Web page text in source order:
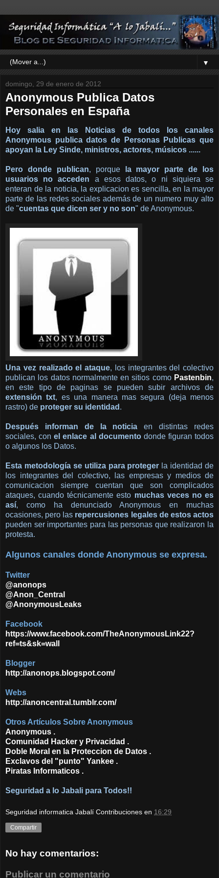
▼
domingo, 29 de enero de 2012
Anonymous Publica Datos
Personales en España
Hoy salia en las Noticias de todos los canales
Anonymous publica datos de Personas Publicas que
apoyan la Ley Sinde, ministros, actores, músicos ......
Pero donde publican, porquela mayor parte de los
usuarios no acceden a esos datos, o ni siquiera se
enteran de la noticia, la explicacion es sencilla, en la mayor
parte de las redes sociales además de un numero muy alto
de "cuentas que dicen ser y no son" de Anonymous.
Una vez realizado el ataque, los integrantes del colectivo
publican los datos normalmente en sitios como Pastenbin,
en este tipo de paginas se pueden subir archivos de
extensión txt, es una manera mas segura (deja menos
rastro) de proteger su identidad .
Después informan de la noticia en distintas redes
sociales, conel enlace al documentodonde figuran todos
o algunos los Datos.
Esta metodología se utiliza para proteger la identidad de
los integrantes del colectivo, las empresas y medios de
comunicacion siempre cuentan que son complicados
ataques, cuando técnicamente esto muchas veces no es
así, como ha denunciado Anonymous en muchas
ocasiones, pero las repercusiones legales de estos actos
pueden ser importantes para las personas que realizaron la
protesta.
Algunos canales donde Anonymous se expresa.
Twitter
@anonops
@Anon_Central
@AnonymousLeaks
Facebook
https://www.facebook.com/TheAnonymousLink22?
ref=ts&sk=wall
Blogger
http://anonops.blogspot.com/
Webs
http://anoncentral.tumblr.com/
Otros Artículos Sobre Anonymous
Anonymous .
Comunidad Hacker y Privacidad .
Doble Moral en la Proteccion de Datos .
Exclavos del "punto" Yankee .
Piratas Informaticos .
Seguridad a lo Jabali para Todos!!
Seguridad informatica Jabalí Contribuciones en 16:29
Compartir
No hay comentarios:
Publicar un comentario